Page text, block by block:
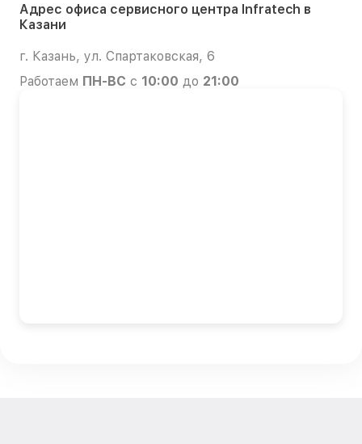
Адрес офиса сервисного центра Infratech в
Казани
г. Казань, ул. Спартаковская, 6
Работаем ПН-ВС с 10:00 до 21:00